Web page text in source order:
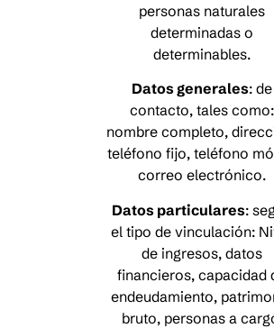
personas naturales
determinadas o
determinables.
Datos generales: de
contacto, tales como:
nombre completo,
teléfono fijo, teléfono
correo electrónico.
Datos particulares:
el tipo de vinculación:
de ingresos, datos
financieros, capacidad
endeudamiento,
bruto, personas a